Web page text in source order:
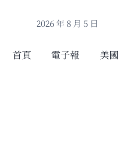
2026 年 8 月 5 日
首頁 電子報 美國